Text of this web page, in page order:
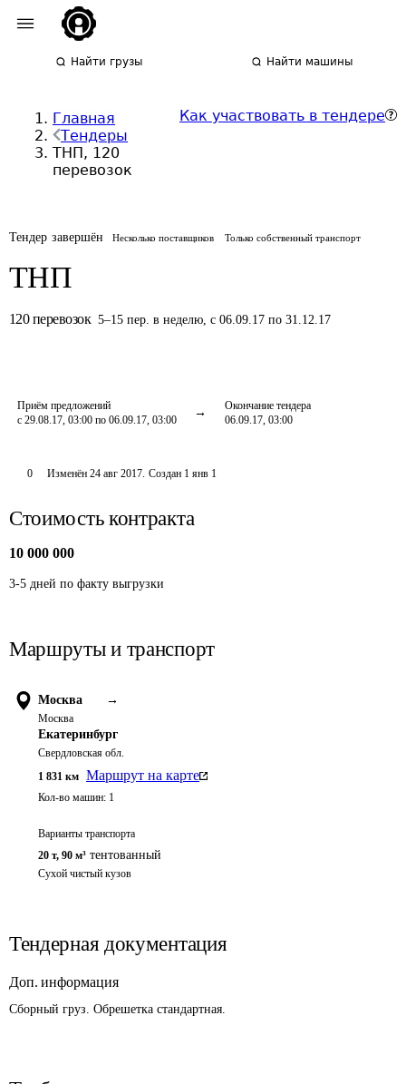
Найти грузы Найти машины
Главная
Тендеры
ТНП, 120
перевозок
Как участвовать в тендере
Тендер завершён Несколько поставщиков Только собственный транспорт
ТНП
120 перевозок 5–15 пер. в неделю,с 06.09.17 по 31.12.17
Приём предложений
с 29.08.17, 03:00 по 06.09.17, 03:00
Окончание тендера
06.09.17, 03:00
0 Изменён 24 авг 2017. Создан 1 янв 1
Стоимость контракта
10 000 000
3-5 дней по факту выгрузки
Маршруты и транспорт
Москва →
Москва
Екатеринбург
Свердловская обл.
1 831 км Маршрут на карте
Кол-во машин: 1
Варианты транспорта
20 т, 90 м³ тентованный
Сухой чистый кузов
Тендерная документация
Доп. информация
Сборный груз. Обрешетка стандартная.